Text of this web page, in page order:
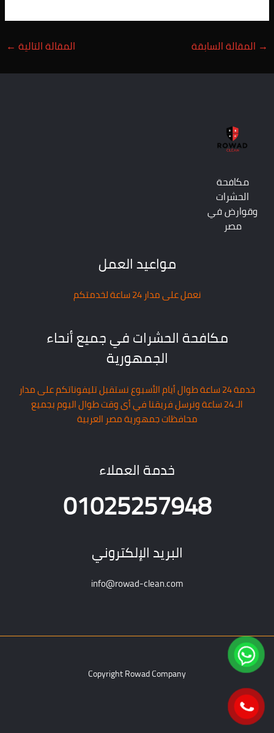
→ المقالة السابقة المقالة التالية ←
مكافحة
الحشرات
وقوارض في
مصر
مواعيد العمل
نعمل على مدار 24 ساعة لخدمتكم
مكافحة الحشرات في جميع أنحاء
الجمهورية
خدمة 24 ساعة طوال أيام الأسبوع نستقبل تليفوناتكم على مدار
الـ 24 ساعة ونرسل فريقنا في أى وقت طوال اليوم بجميع
محافظات جمهورية مصر العربية
خدمة العملاء
01025257948
البريد الإلكتروني
info@rowad-clean.com
Copyright Rowad Company